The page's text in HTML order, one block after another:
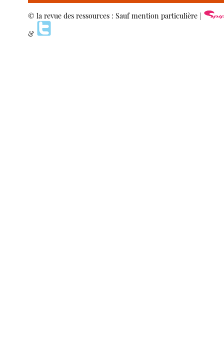
© la revue des ressources : Sauf mention particulière |
&